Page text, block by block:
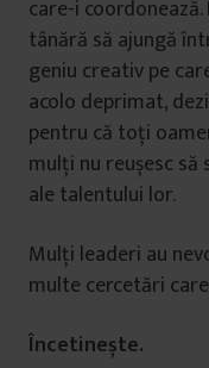
care-i
tânără să ajungă
geniu creativ pe
acolo deprimat,
pentru că toți
mulți nu reușesc
ale talentului lor.
Mulți leaderi au
multe cercetări
Încetinește.